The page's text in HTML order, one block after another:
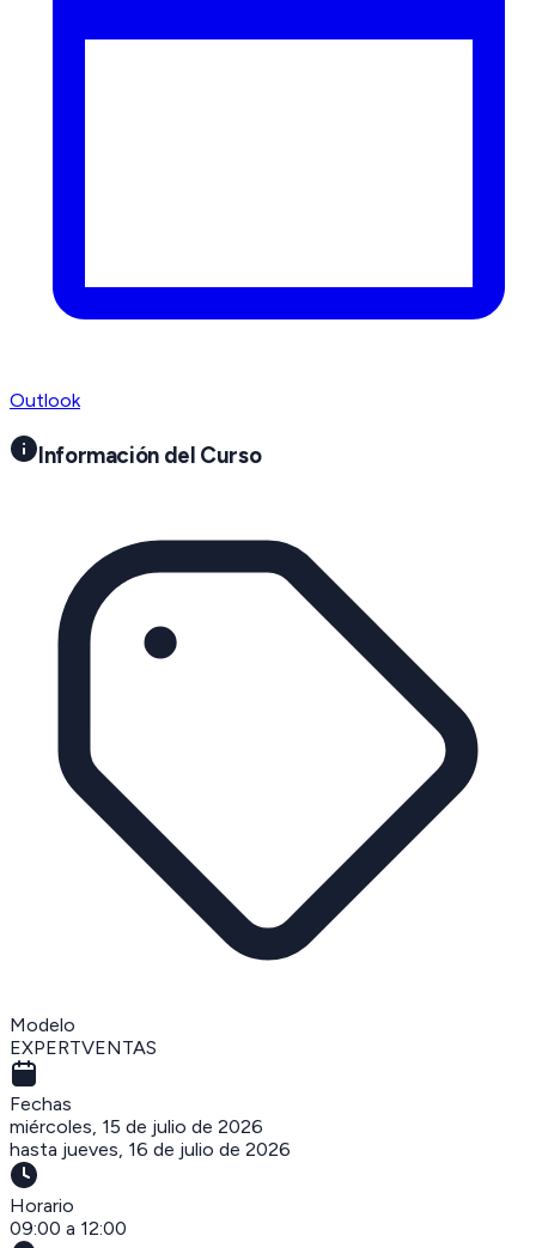
Outlook
Información del Curso
Modelo
EXPERTVENTAS
Fechas
miércoles, 15 de julio de 2026
hasta jueves, 16 de julio de 2026
Horario
09:00 a 12:00